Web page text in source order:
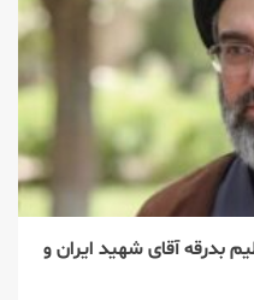
بدرقه آقای شهید ایران و